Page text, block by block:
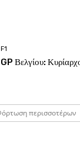
F1
GP Βελγίου:
περισσοτέρων